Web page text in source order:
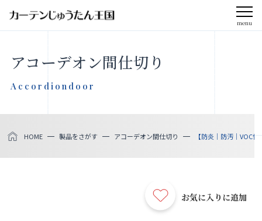
menu
会社案内
お知らせ
アコーデオン間仕切り
Accordiondoor
HOME 製品をさがす アコーデオン間仕切り 【防炎｜防汚｜VOC
お気に入りに追加